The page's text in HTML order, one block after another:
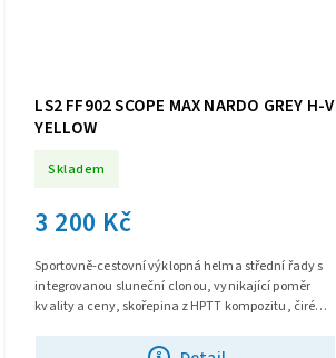
LS2 FF902 SCOPE MAX NARDO GREY H-V
YELLOW
Skladem
3 200 Kč
Sportovně-cestovní výklopná helma střední řady s
integrovanou sluneční clonou, vynikající poměr
kvality a ceny, skořepina z HPTT kompozitu, čiré